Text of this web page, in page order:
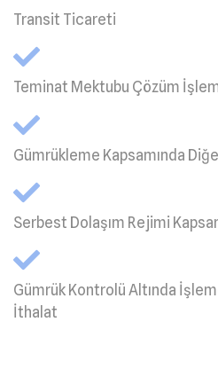
Transit Ticareti
Teminat Mektubu Çözüm
Gümrükleme Kapsamında
Serbest Dolaşım Rejimi
Gümrük Kontrolü Altında
İthalat